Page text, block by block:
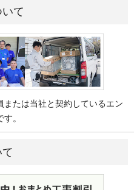
て
たは当社と契約しているエン
。